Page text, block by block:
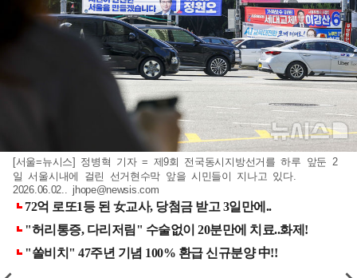
[서울=뉴시스] 정병혁 기자 = 제9회 전국동시지방선거를 하루 앞둔 2
일 서울시내에 걸린 선거현수막 앞을 시민들이 지나고 있다.
2026.06.02.. jhope@newsis.com